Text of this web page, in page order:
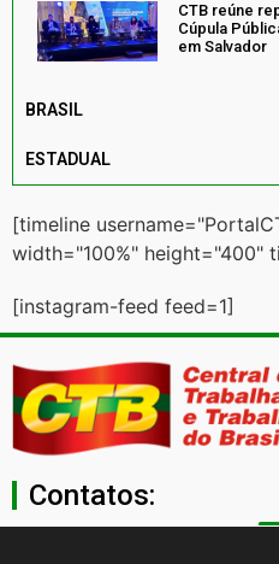
CTB reúne
Cúpula
em Salvador
BRASIL
ESTADUAL
[timeline
width="100%" height="400"
[instagram-feed feed=1]
Contatos: